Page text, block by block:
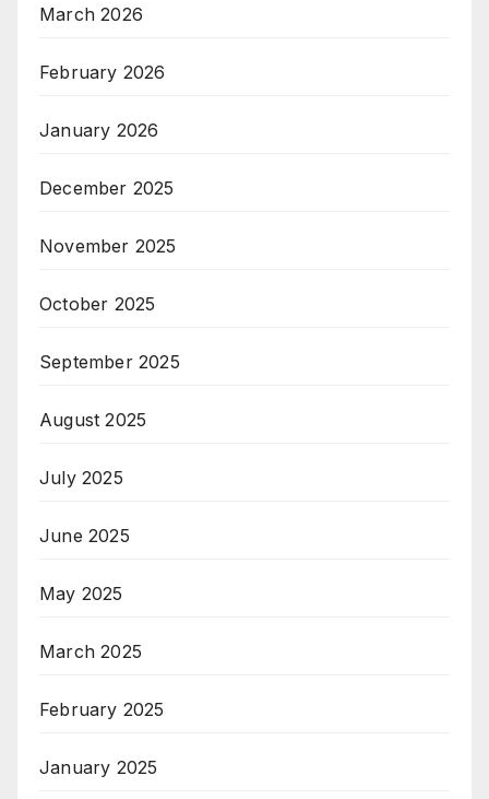
March 2026
February 2026
January 2026
December 2025
November 2025
October 2025
September 2025
August 2025
July 2025
June 2025
May 2025
March 2025
February 2025
January 2025